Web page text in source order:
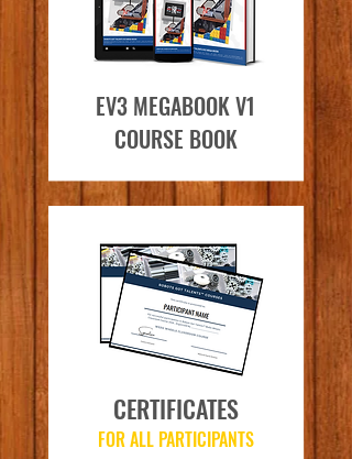
EV3 MEGABOOKV1
COURSE BOOK
CERTIFICATES
FOR ALL PARTICIPANTS